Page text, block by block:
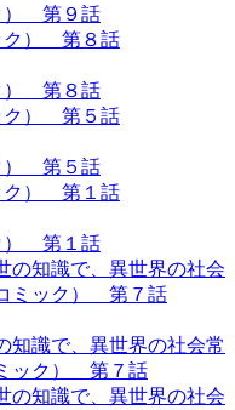
） 第９話
） 第８話
） 第５話
） 第１話
識で、異世界の社会常
ック） 第７話